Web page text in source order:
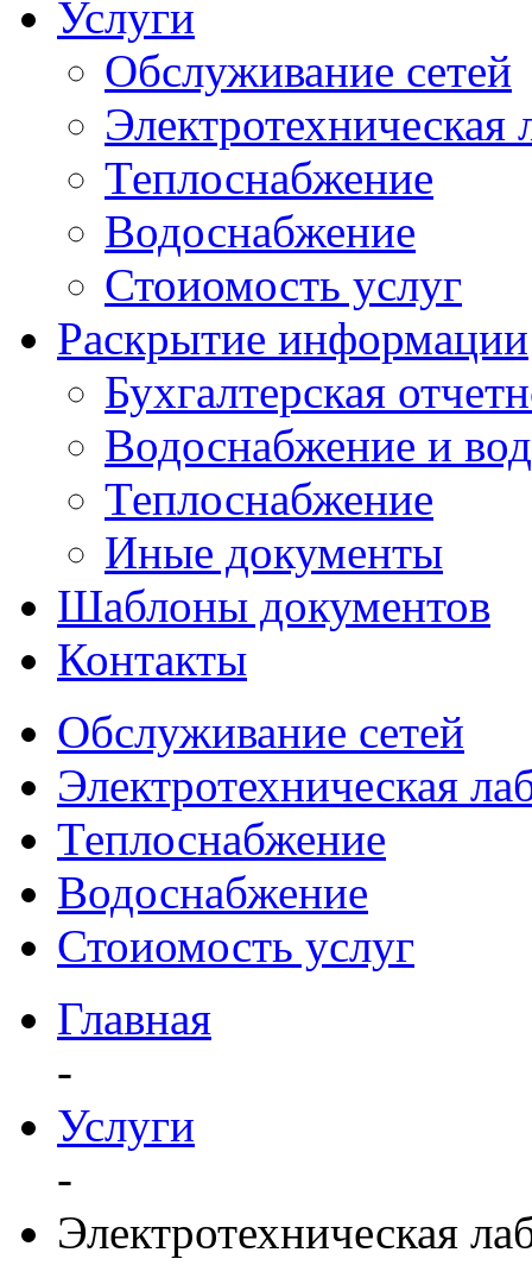
Услуги
Обслуживание сетей
Электротехническая
Теплоснабжение
Водоснабжение
Стоиомость услуг
Раскрытие информации
Бухгалтерская
Водоснабжение и
Теплоснабжение
Иные документы
Шаблоны документов
Контакты
Обслуживание сетей
Электротехническая
Теплоснабжение
Водоснабжение
Стоиомость услуг
Главная
-
Услуги
-
Электротехническая